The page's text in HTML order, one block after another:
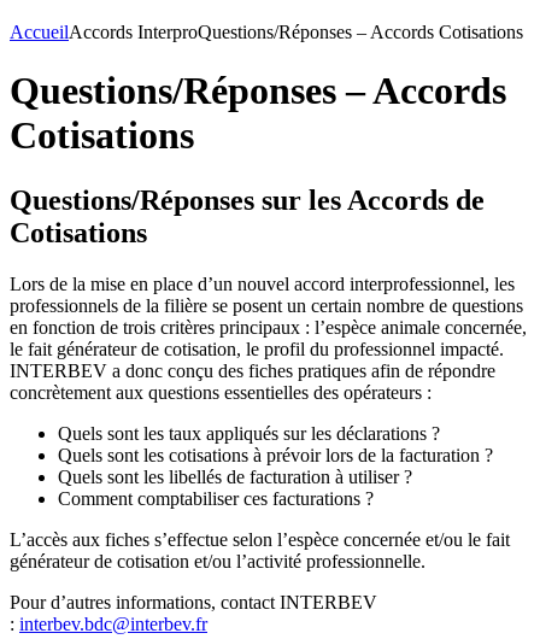
AccueilAccords InterproQuestions/Réponses – Accords Cotisations
Questions/Réponses – Accords
Cotisations
Questions/Réponses sur les Accords de
Cotisations
Lors de la mise en place d’un nouvel accord interprofessionnel, les
professionnels de la filière se posent un certain nombre de questions
en fonction de trois critères principaux : l’espèce animale concernée,
le fait générateur de cotisation, le profil du professionnel impacté.
INTERBEV a donc conçu des fiches pratiques afin de répondre
concrètement aux questions essentielles des opérateurs :
Quels sont les taux appliqués sur les déclarations ?
Quels sont les cotisations à prévoir lors de la facturation ?
Quels sont les libellés de facturation à utiliser ?
Comment comptabiliser ces facturations ?
L’accès aux fiches s’effectue selon l’espèce concernée et/ou le fait
générateur de cotisation et/ou l’activité professionnelle.
Pour d’autres informations, contact INTERBEV
: interbev.bdc@interbev.fr